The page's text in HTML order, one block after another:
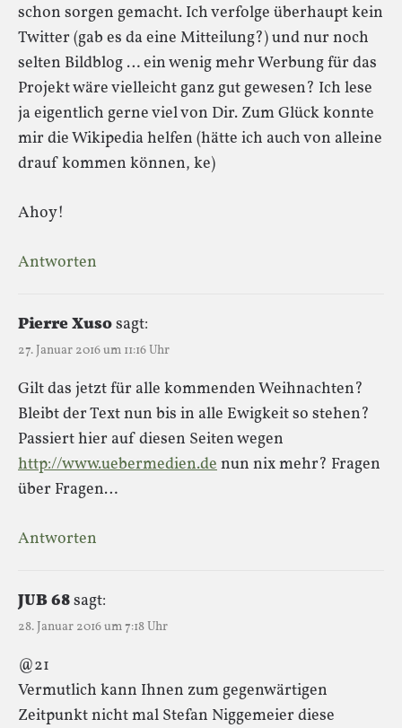
schon sorgen gemacht. Ich verfolge überhaupt kein
Twitter (gab es da eine Mitteilung?) und nur noch
selten Bildblog … ein wenig mehr Werbung für das
Projekt wäre vielleicht ganz gut gewesen? Ich lese
ja eigentlich gerne viel von Dir. Zum Glück konnte
mir die Wikipedia helfen (hätte ich auch von alleine
drauf kommen können, ke)
Ahoy!
Antworten
Pierre Xusosagt:
27. Januar 2016 um 11:16 Uhr
Gilt das jetzt für alle kommenden Weihnachten?
Bleibt der Text nun bis in alle Ewigkeit so stehen?
Passiert hier auf diesen Seiten wegen
http://www.uebermedien.denun nix mehr? Fragen
über Fragen…
Antworten
JUB 68sagt:
28. Januar 2016 um 7:18 Uhr
@21
Vermutlich kann Ihnen zum gegenwärtigen
Zeitpunkt nicht mal Stefan Niggemeier diese